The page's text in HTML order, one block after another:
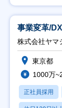
事業変革/
株式会社ヤマ
東京都
1000万
正社員採用